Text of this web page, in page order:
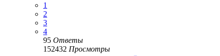
1
2
3
4
95 Ответы
152432 Просмотры